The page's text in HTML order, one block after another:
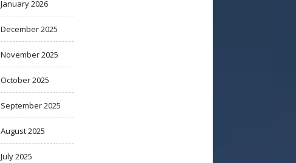
January 2026
December 2025
November 2025
October 2025
September 2025
August 2025
July 2025